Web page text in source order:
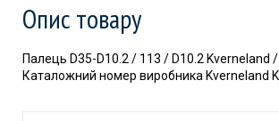
Опис товару
Палець D35-D10.2 / 113 / D10.2 Kverneland
Каталожний номер виробника Kverneland